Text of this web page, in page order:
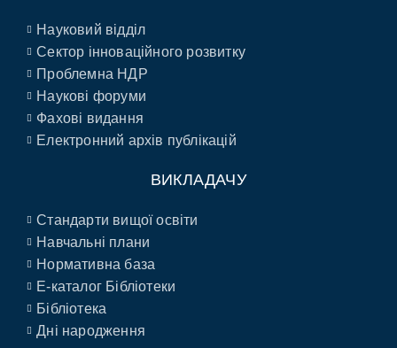
Науковий відділ
Сектор інноваційного розвитку
Проблемна НДР
Наукові форуми
Фахові видання
Електронний архів публікацій
ВИКЛАДАЧУ
Стандарти вищої освіти
Навчальні плани
Нормативна база
E-каталог Бібліотеки
Бібліотека
Дні народження